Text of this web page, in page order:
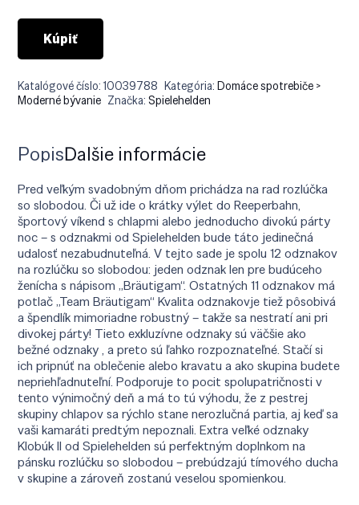
Kúpiť
Katalógové číslo:10039788 Kategória:Domáce spotrebiče >
Moderné bývanie Značka:Spielehelden
PopisĎalšie informácie
Pred veľkým svadobným dňom prichádza na rad rozlúčka
so slobodou. Či už ide o krátky výlet do Reeperbahn,
športový víkend s chlapmi alebo jednoducho divokú párty
noc – s odznakmi od Spielehelden bude táto jedinečná
udalosť nezabudnuteľná. V tejto sade je spolu 12 odznakov
na rozlúčku so slobodou: jeden odznak len pre budúceho
ženícha s nápisom „Bräutigam“. Ostatných 11 odznakov má
potlač „Team Bräutigam“ Kvalita odznakovje tiež pôsobivá
a špendlík mimoriadne robustný – takže sa nestratí ani pri
divokej párty! Tieto exkluzívne odznaky sú väčšie ako
bežné odznaky , a preto sú ľahko rozpoznateľné. Stačí si
ich pripnúť na oblečenie alebo kravatu a ako skupina budete
nepriehľadnuteľní. Podporuje to pocit spolupatričnosti v
tento výnimočný deň a má to tú výhodu, že z pestrej
skupiny chlapov sa rýchlo stane nerozlučná partia, aj keď sa
vaši kamaráti predtým nepoznali. Extra veľké odznaky
Klobúk II od Spielehelden sú perfektným doplnkom na
pánsku rozlúčku so slobodou – prebúdzajú tímového ducha
v skupine a zároveň zostanú veselou spomienkou.